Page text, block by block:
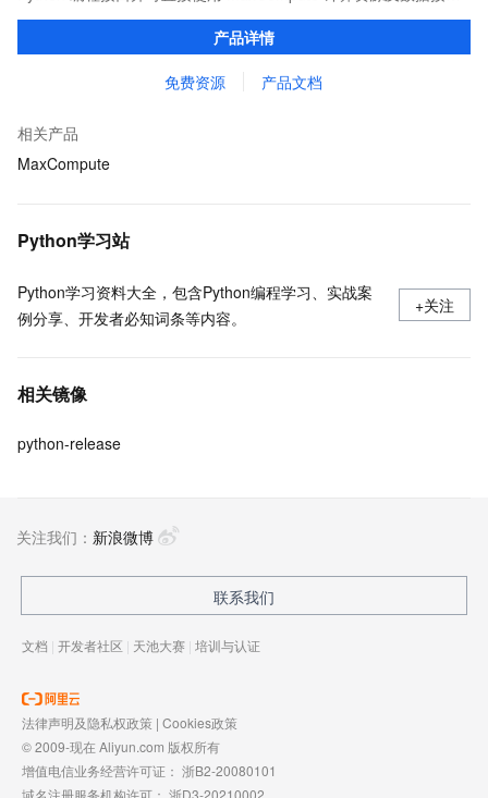
口，与 MaxCompute Notebook、镜像管理等功能共同构成
MaxCompute 完整 Python 开发生态。
产品详情
免费资源 产品文档
相关产品
MaxCompute
Python学习站
Python学习资料大全，包含Python编程学习、实战案
例分享、开发者必知词条等内容。
+关注
相关镜像
python-release
关注我们： 新浪微博
联系我们
文档 | 开发者社区 | 天池大赛 | 培训与认证
法律声明及隐私权政策 | Cookies政策
© 2009-现在 Aliyun.com 版权所有
增值电信业务经营许可证： 浙B2-20080101
域名注册服务机构许可： 浙D3-20210002